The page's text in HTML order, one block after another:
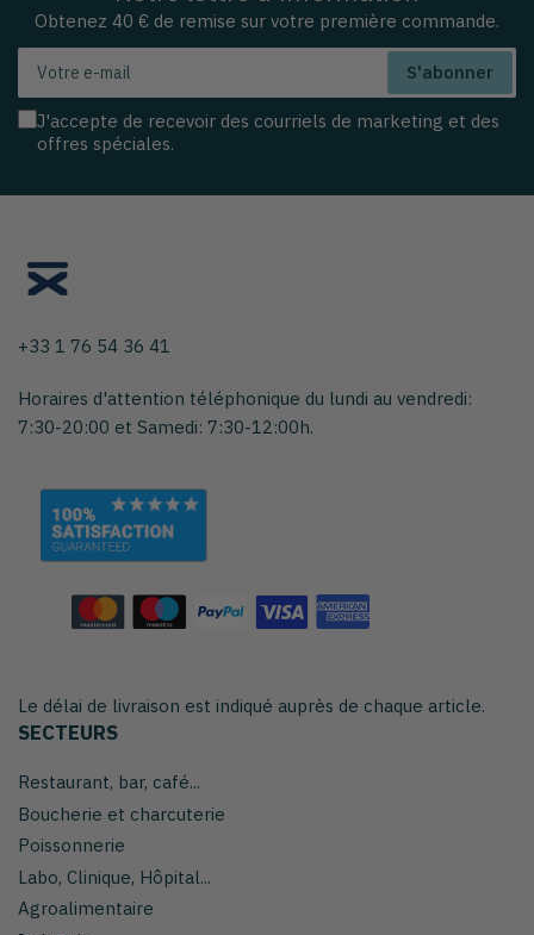
Obtenez 40 € de remise sur votre première commande.
mail
S'abonner
J'accepte de recevoir des courriels de marketing et des
offres spéciales.
+33 1 76 54 36 41
Horaires d'attention téléphonique du lundi au vendredi:
7:30-20:00 et Samedi: 7:30-12:00h.
Le délai de livraison est indiqué auprès de chaque article.
SECTEURS
Restaurant, bar, café...
Boucherie et charcuterie
Poissonnerie
Labo, Clinique, Hôpital...
Agroalimentaire